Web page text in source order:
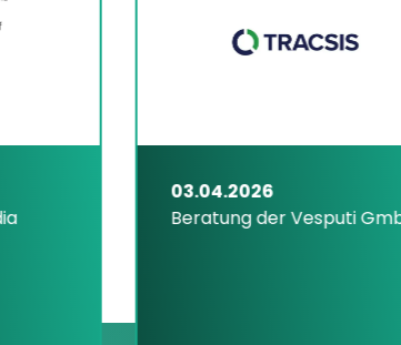
03.04.2026
Beratung der Vesputi GmbH